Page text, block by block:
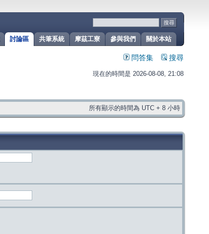
關於本站
參與我們
摩茲工寮
共筆系統
討論區
問答集 搜尋
現在的時間是 2026-08-08, 21:08
所有顯示的時間為 UTC + 8 小時